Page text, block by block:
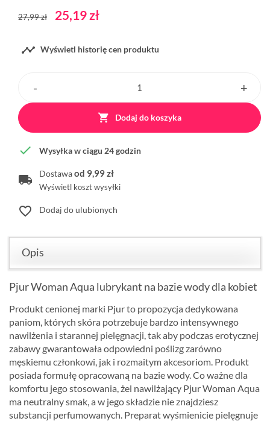
27,99 zł 25,19 zł
 Wyświetl historię cen produktu
 Dodaj do koszyka
 Wysyłka w ciągu 24 godzin
Dostawaod 9,99 zł
Wyświetl koszt wysyłki
favorite_border Dodaj do ulubionych
Opis
Pjur Woman Aqua lubrykant na bazie wody dla kobiet
Produkt cenionej marki Pjur to propozycja dedykowana
paniom, których skóra potrzebuje bardzo intensywnego
nawilżenia i starannej pielęgnacji, tak aby podczas erotycznej
zabawy gwarantowała odpowiedni poślizg zarówno
męskiemu członkowi, jak i rozmaitym akcesoriom. Produkt
posiada formułę opracowaną na bazie wody. Co ważne dla
komfortu jego stosowania, żel nawilżający Pjur Woman Aqua
ma neutralny smak, a w jego składzie nie znajdziesz
substancji perfumowanych. Preparat wyśmienicie pielęgnuje